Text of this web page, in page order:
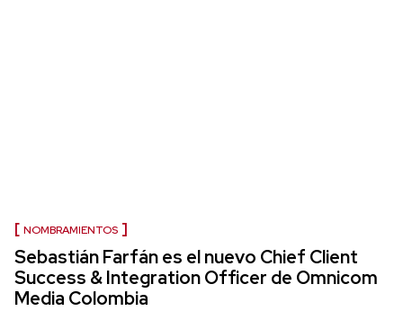
NOMBRAMIENTOS
Sebastián Farfán es el nuevo Chief Client
Success & Integration Officer de Omnicom
Media Colombia